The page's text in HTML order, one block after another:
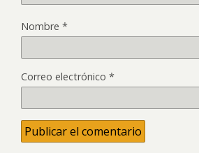
Nombre *
Correo electrónico *